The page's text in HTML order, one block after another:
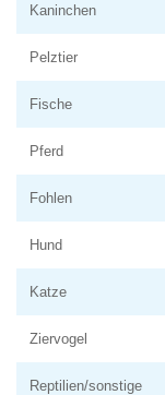
Kaninchen
Pelztier
Fische
Pferd
Fohlen
Hund
Katze
Ziervogel
Reptilien/sonstige